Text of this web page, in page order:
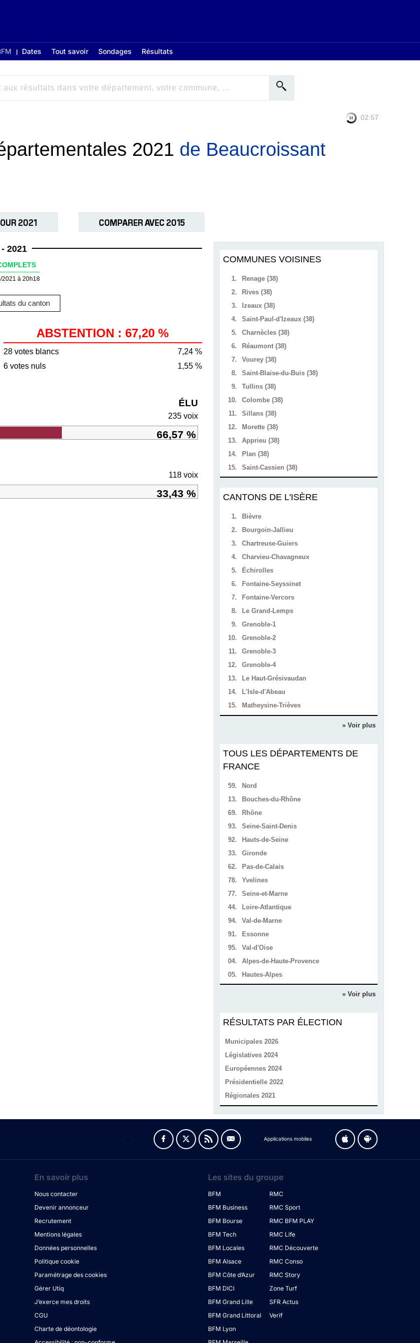
Dates Tout savoir Sondages Résultats
02:57
2021 de Beaucroissant
2021 COMPARER AVEC 2015
2021
2021 à 20h18
du canton
ABSTENTION : 67,20 %
28 votes blancs
7,24 %
6 votes nuls
1,55 %
ÉLU
235 voix
66,57 %
118 voix
33,43 %
COMMUNES VOISINES
1.
Renage (38)
2.
Rives (38)
3.
Izeaux (38)
4.
Saint-Paul-d'Izeaux (38)
5.
Charnècles (38)
6.
Réaumont (38)
7.
Vourey (38)
8.
Saint-Blaise-du-Buis (38)
9.
Tullins (38)
10.
Colombe (38)
11.
Sillans (38)
12.
Morette (38)
13.
Apprieu (38)
14.
Plan (38)
15.
Saint-Cassien (38)
CANTONS DE L'ISÈRE
1.
Bièvre
2.
Bourgoin-Jallieu
3.
Chartreuse-Guiers
4.
Charvieu-Chavagneux
5.
Échirolles
6.
Fontaine-Seyssinet
7.
Fontaine-Vercors
8.
Le Grand-Lemps
9.
Grenoble-1
10.
Grenoble-2
11.
Grenoble-3
12.
Grenoble-4
13.
Le Haut-Grésivaudan
14.
L'Isle-d'Abeau
15.
Matheysine-Trièves
» Voir plus
TOUS LES DÉPARTEMENTS DE
FRANCE
59.
Nord
13.
Bouches-du-Rhône
69.
Rhône
93.
Seine-Saint-Denis
92.
Hauts-de-Seine
33.
Gironde
62.
Pas-de-Calais
78.
Yvelines
77.
Seine-et-Marne
44.
Loire-Atlantique
94.
Val-de-Marne
91.
Essonne
95.
Val-d'Oise
04.
Alpes-de-Haute-Provence
05.
Hautes-Alpes
» Voir plus
RÉSULTATS PAR ÉLECTION
Municipales 2026
Législatives 2024
Européennes 2024
Présidentielle 2022
Régionales 2021
v Applications mobiles
En savoir plus
Nous contacter
Devenir annonceur
Recrutement
Mentions légales
Données personnelles
Politique cookie
Paramétrage des cookies
Gérer Utiq
J’exerce mes droits
CGU
Charte de déontologie
Les sites du groupe
BFM
BFM Business
BFM Bourse
BFM Tech
BFM Locales
BFM Alsace
BFM Côte d’Azur
BFM DICI
BFM Grand Lille
BFM Grand Littoral
BFM Lyon
RMC
RMC Sport
RMC BFM PLAY
RMC Life
RMC Découverte
RMC Conso
RMC Story
Zone Turf
SFR Actus
Verif